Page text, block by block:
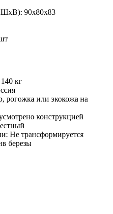
90х80х83
кг
рогожка или экокожа на
конструкцией
Не трансформируется
березы